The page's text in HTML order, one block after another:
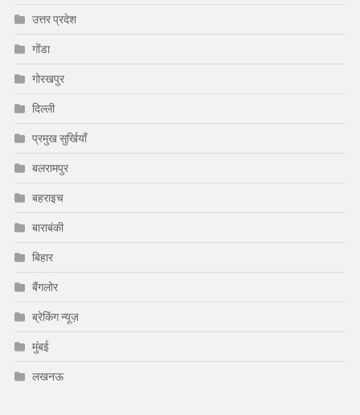
उत्तर प्रदेश
गोंडा
गोरखपुर
दिल्ली
प्रमुख सुर्खियाँ
बलरामपुर
बहराइच
बाराबंकी
बिहार
बैंगलोर
ब्रेकिंग न्यूज़
मुंबई
लखनऊ